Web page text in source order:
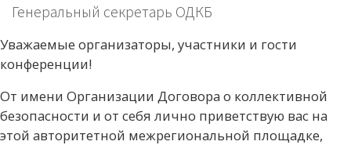
Генеральный секретарь ОДКБ
Уважаемые организаторы, участники и гости
конференции!
От имени Организации Договора о коллективной
безопасности и от себя лично приветствую вас на
этой авторитетной межрегиональной площадке,